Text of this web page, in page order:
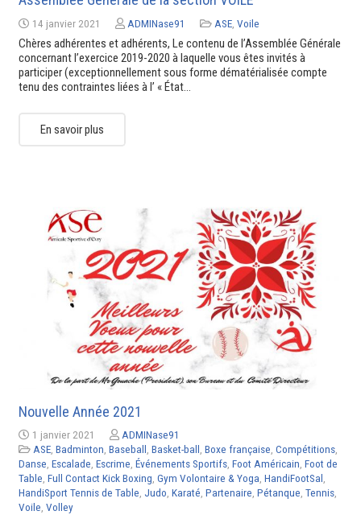
14 janvier 2021 ADMINase91 ASE, Voile
Chères adhérentes et adhérents, Le contenu de l’Assemblée Générale
concernant l’exercice 2019-2020 à laquelle vous êtes invités à
participer (exceptionnellement sous forme dématérialisée compte
tenu des contraintes liées à l’ « État…
En savoir plus
Nouvelle Année 2021
1 janvier 2021
ADMINase91
ASE, Badminton, Baseball, Basket-ball, Boxe française, Compétitions,
Danse, Escalade, Escrime, Événements Sportifs, Foot Américain, Foot de
Table, Full Contact Kick Boxing, Gym Volontaire & Yoga, HandiFootSal,
HandiSport Tennis de Table, Judo, Karaté, Partenaire, Pétanque, Tennis,
Voile, Volley